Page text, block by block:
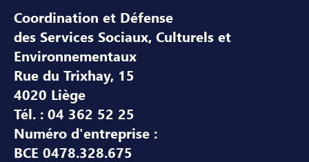
Coordination et Défense
des Services Sociaux, Culturels et
Environnementaux
Rue du Trixhay, 15
4020 Liège
Tél. : 04 362 52 25
Numéro d'entreprise :
BCE 0478.328.675